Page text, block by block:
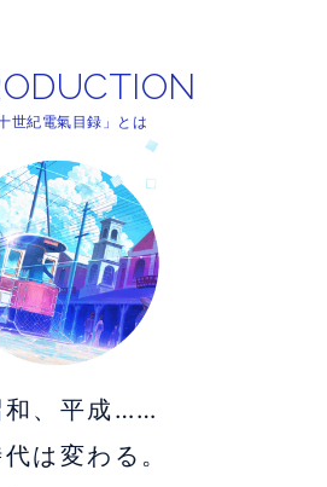
十世紀電氣目録」とは
和、平成……
は変わる。